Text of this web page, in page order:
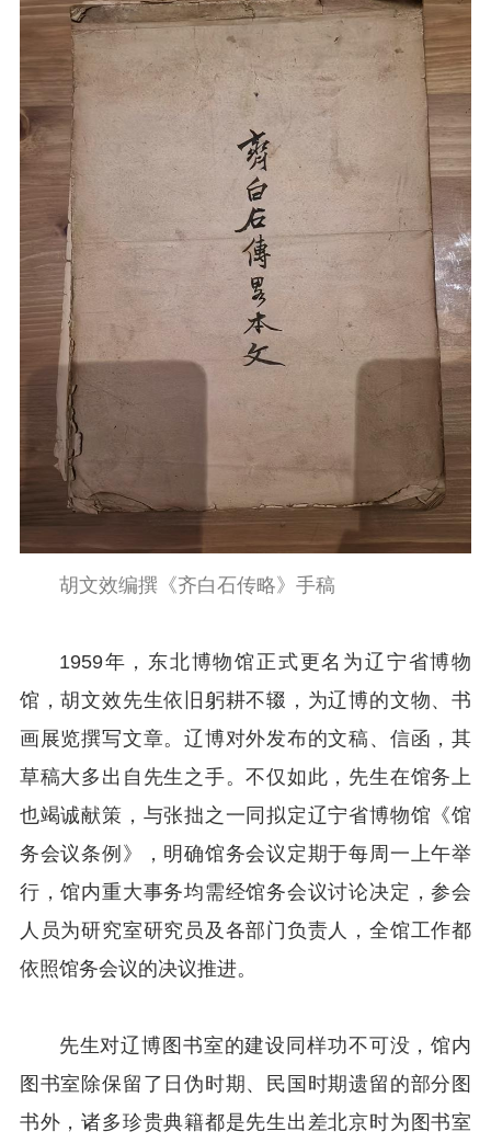
胡文效编撰《齐白石传略》手稿
1959年，东北博物馆正式更名为辽宁省博物
馆，胡文效先生依旧躬耕不辍，为辽博的文物、书
画展览撰写文章。辽博对外发布的文稿、信函，其
草稿大多出自先生之手。不仅如此，先生在馆务上
也竭诚献策，与张拙之一同拟定辽宁省博物馆《馆
务会议条例》，明确馆务会议定期于每周一上午举
行，馆内重大事务均需经馆务会议讨论决定，参会
人员为研究室研究员及各部门负责人，全馆工作都
依照馆务会议的决议推进。
先生对辽博图书室的建设同样功不可没，馆内
图书室除保留了日伪时期、民国时期遗留的部分图
书外，诸多珍贵典籍都是先生出差北京时为图书室